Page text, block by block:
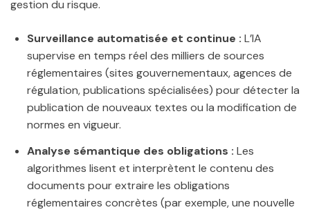
gestion du risque.
Surveillance automatisée et continue : L’IA
supervise en temps réel des milliers de sources
réglementaires (sites gouvernementaux, agences de
régulation, publications spécialisées) pour détecter la
publication de nouveaux textes ou la modification de
normes en vigueur.
Analyse sémantique des obligations : Les
algorithmes lisent et interprètent le contenu des
documents pour extraire les obligations
réglementaires concrètes (par exemple, une nouvelle